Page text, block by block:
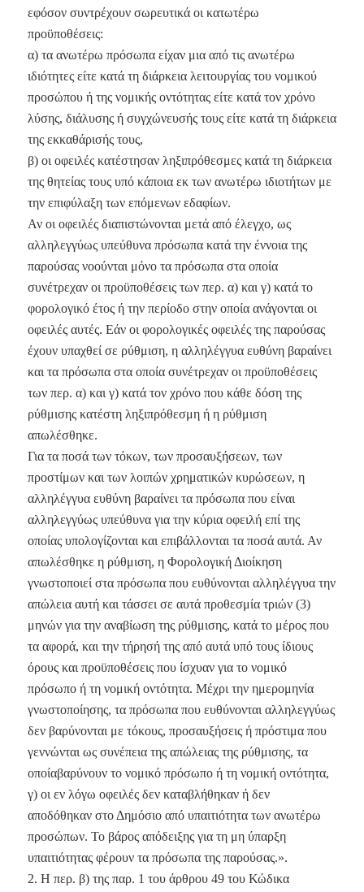
εφόσον συντρέχουν σωρευτικά οι κατωτέρω
προϋποθέσεις:
α) τα ανωτέρω πρόσωπα είχαν μια από τις ανωτέρω
ιδιότητες είτε κατά τη διάρκεια λειτουργίας του νομικού
προσώπου ή της νομικής οντότητας είτε κατά τον χρόνο
λύσης, διάλυσης ή συγχώνευσής τους είτε κατά τη διάρκεια
της εκκαθάρισής τους,
β) οι οφειλές κατέστησαν ληξιπρόθεσμες κατά τη διάρκεια
της θητείας τους υπό κάποια εκ των ανωτέρω ιδιοτήτων με
την επιφύλαξη των επόμενων εδαφίων.
Αν οι οφειλές διαπιστώνονται μετά από έλεγχο, ως
αλληλεγγύως υπεύθυνα πρόσωπα κατά την έννοια της
παρούσας νοούνται μόνο τα πρόσωπα στα οποία
συνέτρεχαν οι προϋποθέσεις των περ. α) και γ) κατά το
φορολογικό έτος ή την περίοδο στην οποία ανάγονται οι
οφειλές αυτές. Εάν οι φορολογικές οφειλές της παρούσας
έχουν υπαχθεί σε ρύθμιση, η αλληλέγγυα ευθύνη βαραίνει
και τα πρόσωπα στα οποία συνέτρεχαν οι προϋποθέσεις
των περ. α) και γ) κατά τον χρόνο που κάθε δόση της
ρύθμισης κατέστη ληξιπρόθεσμη ή η ρύθμιση
απωλέσθηκε.
Για τα ποσά των τόκων, των προσαυξήσεων, των
προστίμων και των λοιπών χρηματικών κυρώσεων, η
αλληλέγγυα ευθύνη βαραίνει τα πρόσωπα που είναι
αλληλεγγύως υπεύθυνα για την κύρια οφειλή επί της
οποίας υπολογίζονται και επιβάλλονται τα ποσά αυτά. Αν
απωλέσθηκε η ρύθμιση, η Φορολογική Διοίκηση
γνωστοποιεί στα πρόσωπα που ευθύνονται αλληλέγγυα την
απώλεια αυτή και τάσσει σε αυτά προθεσμία τριών (3)
μηνών για την αναβίωση της ρύθμισης, κατά το μέρος που
τα αφορά, και την τήρησή της από αυτά υπό τους ίδιους
όρους και προϋποθέσεις που ίσχυαν για το νομικό
πρόσωπο ή τη νομική οντότητα. Μέχρι την ημερομηνία
γνωστοποίησης, τα πρόσωπα που ευθύνονται αλληλεγγύως
δεν βαρύνονται με τόκους, προσαυξήσεις ή πρόστιμα που
γεννώνται ως συνέπεια της απώλειας της ρύθμισης, τα
οποίαβαρύνουν το νομικό πρόσωπο ή τη νομική οντότητα,
γ) οι εν λόγω οφειλές δεν καταβλήθηκαν ή δεν
αποδόθηκαν στο Δημόσιο από υπαιτιότητα των ανωτέρω
προσώπων. Το βάρος απόδειξης για τη μη ύπαρξη
υπαιτιότητας φέρουν τα πρόσωπα της παρούσας.».
2. Η περ. β) της παρ. 1 του άρθρου 49 του Κώδικα